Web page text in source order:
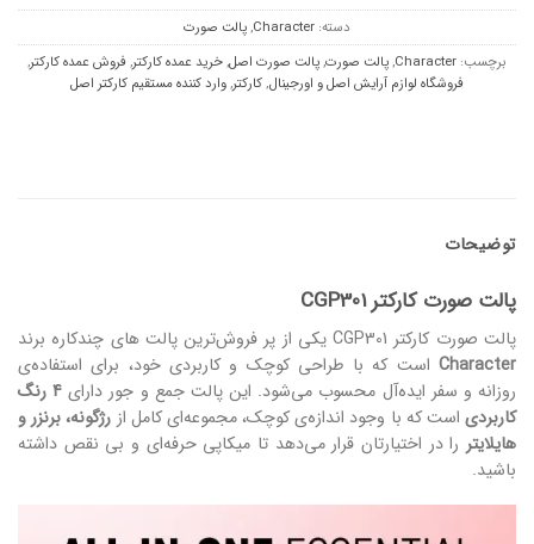
دسته: Character
,پالت صورت
برچسب: Character
,پالت صورت,پالت صورت اصل,خرید عمده کارکتر, فروش عمده کارکتر,
فروشگاه لوازم آرایش اصل و اورجینال,کارکتر,وارد کننده مستقیم کارکتر اصل
توضیحات
پالت صورت کارکتر CGP301
پالت صورت کارکتر CGP301 یکی از پر فروش‌ترین پالت‌ های چندکاره برند
Character است که با طراحی کوچک و کاربردی خود، برای استفاده‌ی
روزانه و سفر ایده‌آل محسوب می‌شود. این پالت جمع‌ و جور دارای ۴ رنگ
کاربردیاست که با وجود اندازه‌ی کوچک، مجموعه‌ای کامل از رژگونه، برنزر و
هایلایتر را در اختیارتان قرار می‌دهد تا میکاپی حرفه‌ای و بی‌ نقص داشته
باشید.